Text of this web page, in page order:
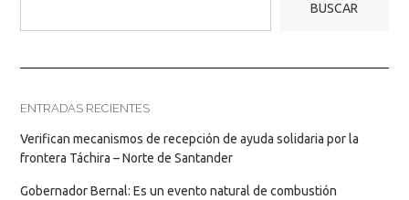
BUSCAR
ENTRADAS RECIENTES
Verifican mecanismos de recepción de ayuda solidaria por la
frontera Táchira – Norte de Santander
Gobernador Bernal: Es un evento natural de combustión